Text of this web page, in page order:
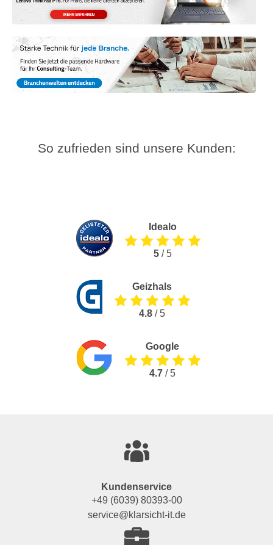
So zufrieden sind unsere Kunden:
Idealo
5/ 5
Geizhals
4.8 / 5
Google
4.7 / 5
Kundenservice
+49 (6039) 80393-00
service@klarsicht-it.de